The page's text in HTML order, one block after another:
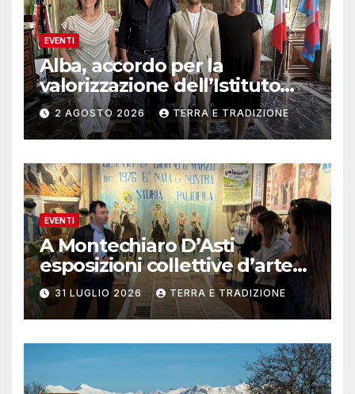
EVENTI
Alba, accordo per la
valorizzazione dell’Istituto
musicale Rocca
2 AGOSTO 2026 TERRA E TRADIZIONE
EVENTI
A Montechiaro D’Asti
esposizioni collettive d’arte
contemporanea
31 LUGLIO 2026 TERRA E TRADIZIONE